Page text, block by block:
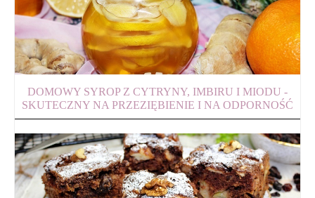
DOMOWY SYROP Z CYTRYNY, IMBIRU I MIODU -
SKUTECZNY NA PRZEZIĘBIENIE I NA ODPORNOŚĆ